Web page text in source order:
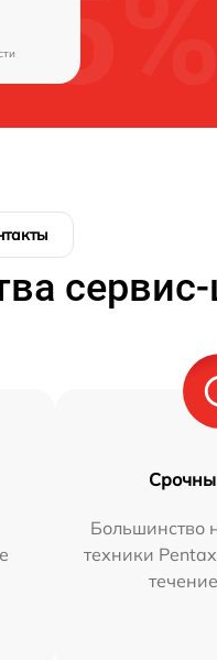
сервис-
Большинство
техники